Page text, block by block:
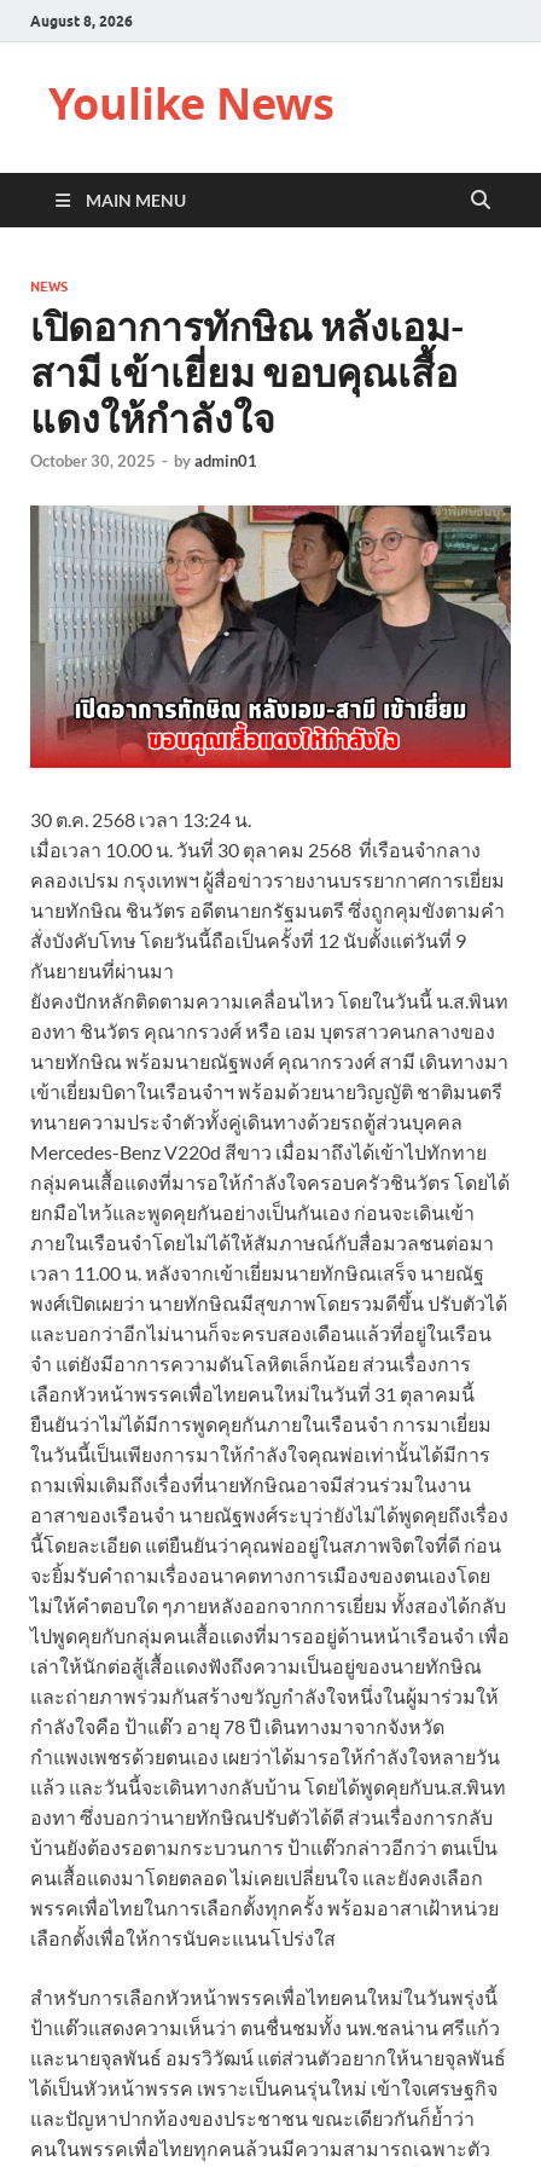
August 8, 2026
Youlike News
MAIN MENU
NEWS
เปิดอาการทักษิณ หลังเอม-
สามี เข้าเยี่ยม ขอบคุณเสื้อ
แดงให้กำลังใจ
October 30, 2025 - byadmin01
30 ต.ค. 2568 เวลา 13:24 น.
เมื่อเวลา 10.00 น. วันที่ 30 ตุลาคม 2568 ที่เรือนจำกลาง
คลองเปรม กรุงเทพฯ ผู้สื่อข่าวรายงานบรรยากาศการเยี่ยม
นายทักษิณ ชินวัตร อดีตนายกรัฐมนตรี ซึ่งถูกคุมขังตามคำ
สั่งบังคับโทษ โดยวันนี้ถือเป็นครั้งที่ 12 นับตั้งแต่วันที่ 9
กันยายนที่ผ่านมา
ยังคงปักหลักติดตามความเคลื่อนไหว โดยในวันนี้ น.ส.พินท
องทา ชินวัตร คุณากรวงศ์ หรือ เอม บุตรสาวคนกลางของ
นายทักษิณ พร้อมนายณัฐพงศ์ คุณากรวงศ์ สามี เดินทางมา
เข้าเยี่ยมบิดาในเรือนจำฯ พร้อมด้วยนายวิญญัติ ชาติมนตรี
ทนายความประจำตัวทั้งคู่เดินทางด้วยรถตู้ส่วนบุคคล
Mercedes-Benz V220d สีขาว เมื่อมาถึงได้เข้าไปทักทาย
กลุ่มคนเสื้อแดงที่มารอให้กำลังใจครอบครัวชินวัตร โดยได้
ยกมือไหว้และพูดคุยกันอย่างเป็นกันเอง ก่อนจะเดินเข้า
ภายในเรือนจำโดยไม่ได้ให้สัมภาษณ์กับสื่อมวลชนต่อมา
เวลา 11.00 น. หลังจากเข้าเยี่ยมนายทักษิณเสร็จ นายณัฐ
พงศ์เปิดเผยว่า นายทักษิณมีสุขภาพโดยรวมดีขึ้น ปรับตัวได้
และบอกว่าอีกไม่นานก็จะครบสองเดือนแล้วที่อยู่ในเรือน
จำ แต่ยังมีอาการความดันโลหิตเล็กน้อย ส่วนเรื่องการ
เลือกหัวหน้าพรรคเพื่อไทยคนใหม่ในวันที่ 31 ตุลาคมนี้
ยืนยันว่าไม่ได้มีการพูดคุยกันภายในเรือนจำ การมาเยี่ยม
ในวันนี้เป็นเพียงการมาให้กำลังใจคุณพ่อเท่านั้นได้มีการ
ถามเพิ่มเติมถึงเรื่องที่นายทักษิณอาจมีส่วนร่วมในงาน
อาสาของเรือนจำ นายณัฐพงศ์ระบุว่ายังไม่ได้พูดคุยถึงเรื่อง
นี้โดยละเอียด แต่ยืนยันว่าคุณพ่ออยู่ในสภาพจิตใจที่ดี ก่อน
จะยิ้มรับคำถามเรื่องอนาคตทางการเมืองของตนเองโดย
ไม่ให้คำตอบใด ๆภายหลังออกจากการเยี่ยม ทั้งสองได้กลับ
ไปพูดคุยกับกลุ่มคนเสื้อแดงที่มารออยู่ด้านหน้าเรือนจำ เพื่อ
เล่าให้นักต่อสู้เสื้อแดงฟังถึงความเป็นอยู่ของนายทักษิณ
และถ่ายภาพร่วมกันสร้างขวัญกำลังใจหนึ่งในผู้มาร่วมให้
กำลังใจคือ ป้าแต๊ว อายุ 78 ปี เดินทางมาจากจังหวัด
กำแพงเพชรด้วยตนเอง เผยว่าได้มารอให้กำลังใจหลายวัน
แล้ว และวันนี้จะเดินทางกลับบ้าน โดยได้พูดคุยกับน.ส.พินท
องทา ซึ่งบอกว่านายทักษิณปรับตัวได้ดี ส่วนเรื่องการกลับ
บ้านยังต้องรอตามกระบวนการ ป้าแต๊วกล่าวอีกว่า ตนเป็น
คนเสื้อแดงมาโดยตลอด ไม่เคยเปลี่ยนใจ และยังคงเลือก
พรรคเพื่อไทยในการเลือกตั้งทุกครั้ง พร้อมอาสาเฝ้าหน่วย
เลือกตั้งเพื่อให้การนับคะแนนโปร่งใส
สำหรับการเลือกหัวหน้าพรรคเพื่อไทยคนใหม่ในวันพรุ่งนี้
ป้าแต๊วแสดงความเห็นว่า ตนชื่นชมทั้ง นพ.ชลน่าน ศรีแก้ว
และนายจุลพันธ์ อมรวิวัฒน์ แต่ส่วนตัวอยากให้นายจุลพันธ์
ได้เป็นหัวหน้าพรรค เพราะเป็นคนรุ่นใหม่ เข้าใจเศรษฐกิจ
และปัญหาปากท้องของประชาชน ขณะเดียวกันก็ย้ำว่า
คนในพรรคเพื่อไทยทุกคนล้วนมีความสามารถเฉพาะตัว